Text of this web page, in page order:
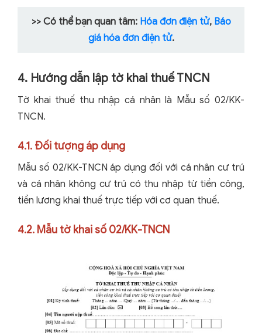
>> Có thể bạn quan tâm: Hóa đơn điện tử, Báo
giá hóa đơn điện tử.
4. Hướng dẫn lập tờ khai thuế TNCN
Tờ khai thuế thu nhập cá nhân là Mẫu số 02/KK-
TNCN.
4.1. Đối tượng áp dụng
Mẫu số 02/KK-TNCN áp dụng đối với cá nhân cư trú
và cá nhân không cư trú có thu nhập từ tiền công,
tiền lương khai thuế trực tiếp với cơ quan thuế.
4.2. Mẫu tờ khai số 02/KK-TNCN